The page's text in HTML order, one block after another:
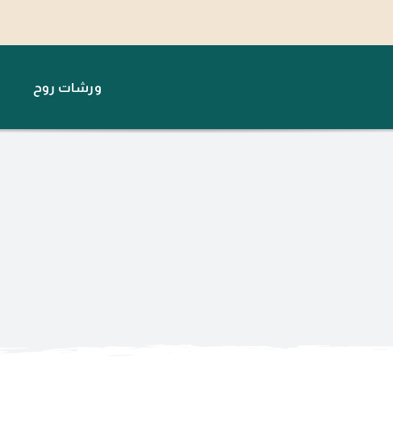
ورشات روح